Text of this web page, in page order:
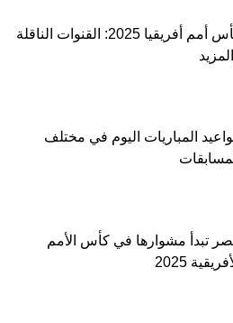
كأس أمم أفريقيا 2025: القنوات الناقلة
المباريات اليوم في مختلف
تبدأ مشوارها في كأس الأمم
2025